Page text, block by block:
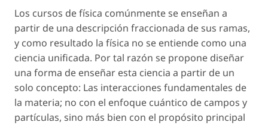
Los cursos de física comúnmente se enseñan a
partir de una descripción fraccionada de sus ramas,
y como resultado la física no se entiende como una
ciencia unificada. Por tal razón se propone diseñar
una forma de enseñar esta ciencia a partir de un
solo concepto: Las interacciones fundamentales de
la materia; no con el enfoque cuántico de campos y
partículas, sino más bien con el propósito principal